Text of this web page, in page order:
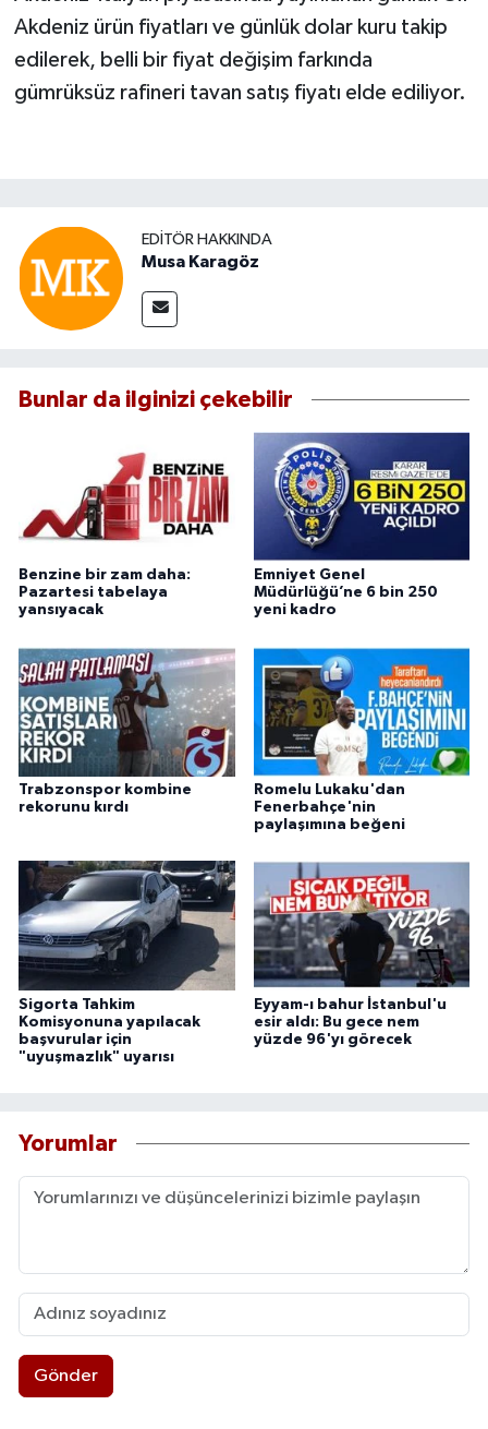
Akdeniz ürün fiyatları ve günlük dolar kuru takip
edilerek, belli bir fiyat değişim farkında
gümrüksüz rafineri tavan satış fiyatı elde ediliyor.
EDITÖR HAKKINDA
Musa Karagöz
Bunlar da ilginizi çekebilir
Benzine bir zam daha:
Pazartesi tabelaya
yansıyacak
Emniyet Genel
Müdürlüğü’ne 6 bin 250
yeni kadro
Trabzonspor kombine
rekorunu kırdı
Romelu Lukaku'dan
Fenerbahçe'nin
paylaşımına beğeni
Sigorta Tahkim
Komisyonuna yapılacak
başvurular için
"uyuşmazlık" uyarısı
Eyyam-ı bahur İstanbul'u
esir aldı: Bu gece nem
yüzde 96'yı görecek
Yorumlar
Gönder